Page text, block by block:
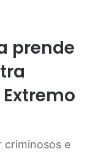
prende
criminosos e